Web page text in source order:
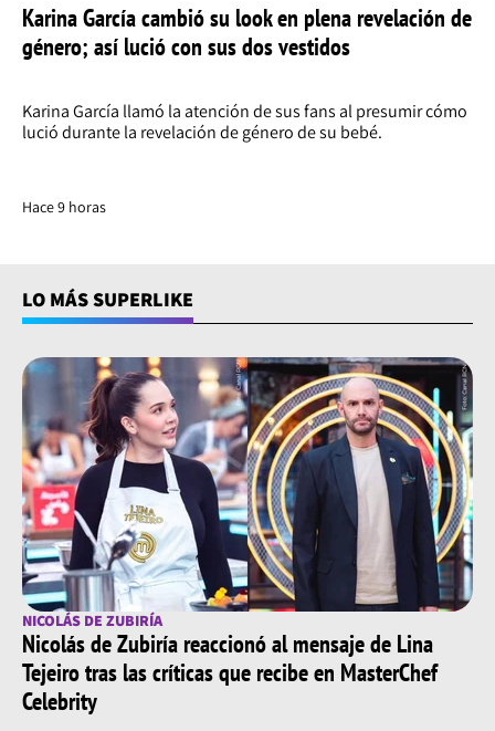
Karina García cambió su look en plena revelación de
género; así lució con sus dos vestidos
Karina García llamó la atención de sus fans al presumir cómo
lució durante la revelación de género de su bebé.
Hace 9 horas
LO MÁS SUPERLIKE
NICOLÁS DE ZUBIRÍA
Nicolás de Zubiría reaccionó al mensaje de Lina
Tejeiro tras las críticas que recibe en MasterChef
Celebrity